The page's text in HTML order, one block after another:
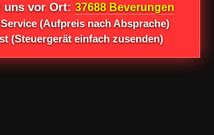
uns vor Ort: 37688 Beverungen
(Aufpreis nach Absprache)
(Steuergerät einfach zusenden)